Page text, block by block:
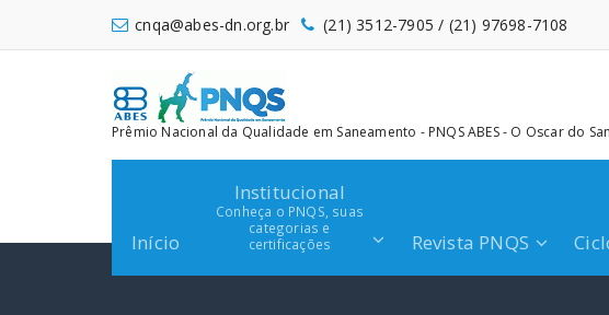
o
cnqa@abes-dn.org.br (21) 3512-7905 / (21) 97698-7108
Prêmio Nacional da Qualidade em Saneamento - PNQS ABES - O Oscar do
Início
Institucional
Conheça o PNQS, suas
categorias e
certificações
Revista PNQS